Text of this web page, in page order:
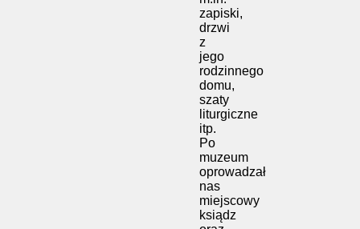
zapiski,
drzwi
z
jego
rodzinnego
domu,
szaty
liturgiczne
itp.
Po
muzeum
oprowadzał
nas
miejscowy
ksiądz